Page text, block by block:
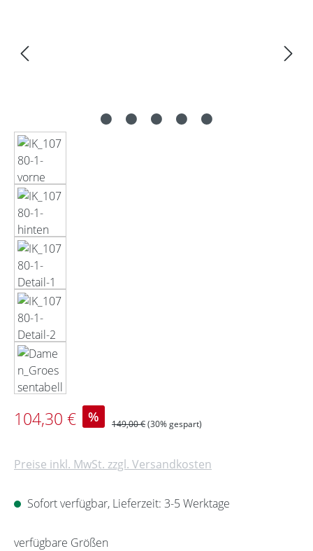
Verkaufspreis:
104,30 € % Regulärer Preis:
149,00 €(30% gespart)
Preise inkl. MwSt. zzgl. Versandkosten
Sofort verfügbar, Lieferzeit: 3-5 Werktage
verfügbare Größenauswählen